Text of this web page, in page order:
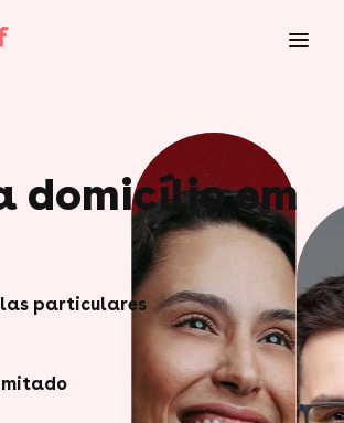
domicílio em
particulares